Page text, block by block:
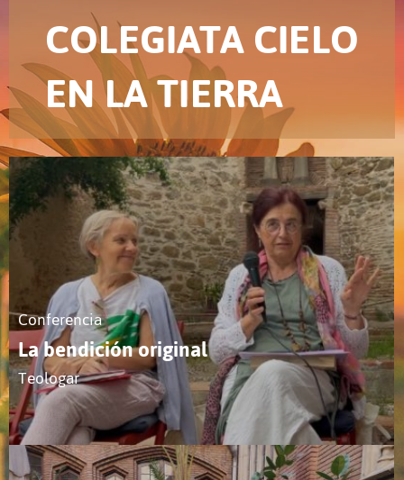
COLEGIATA CIELO
EN LA TIERRA
Conferencia
La bendición original
Teologar